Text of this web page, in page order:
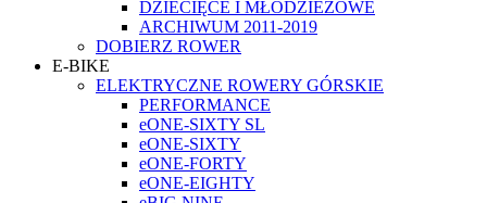
DZIECIĘCE I MŁODZIEŻOWE
ARCHIWUM 2011-2019
DOBIERZ ROWER
E-BIKE
ELEKTRYCZNE ROWERY GÓRSKIE
PERFORMANCE
eONE-SIXTY SL
eONE-SIXTY
eONE-FORTY
eONE-EIGHTY